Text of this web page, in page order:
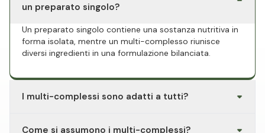
un preparato singolo?
Un preparato singolo contiene una sostanza nutritiva in
forma isolata, mentre un multi-complesso riunisce
diversi ingredienti in una formulazione bilanciata.
I multi-complessi sono adatti a tutti?
Le informazioni sul gruppo target, sul dosaggio e sulle
Come si assumono i multi-complessi?